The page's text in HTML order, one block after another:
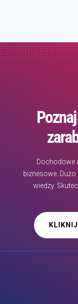
Dochodowe
biznesowe.
wiedzy.